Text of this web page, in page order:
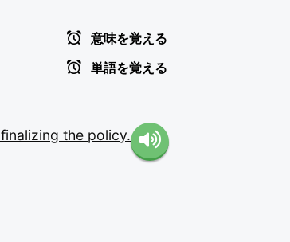
意味を覚える
単語を覚える
finalizing the policy.